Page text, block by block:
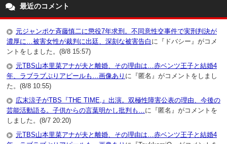
最近のコメント
元ジャンポケ斉藤慎二に懲役7年求刑。不同意性交事件で実刑判決が
濃厚に…被害女性が裁判に出廷、深刻な被害告白 に『ドバシー』がコメ
ントをしました。(8/8 15:57)
元TBS山本里菜アナが夫と離婚、その理由は…赤ベンツ王子と結婚4
年、ラブラブぶりアピールも…画像あり に『匿名』がコメントをしまし
た。(8/8 10:55)
広末涼子がTBS『THE TIME,』出演。双極性障害公表の理由、今後の
芸能活動語る。子供からの言葉明かし批判も…に『匿名』がコメントを
しました。(8/7 20:20)
元TBS山本里菜アナが夫と離婚、その理由は…赤ベンツ王子と結婚4